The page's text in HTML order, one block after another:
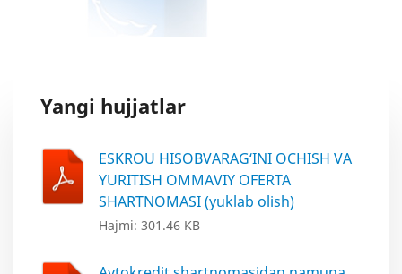
Yangi hujjatlar
ESKROU HISOBVARAG‘INI OCHISH VA
YURITISH OMMAVIY OFERTA
SHARTNOMASI (yuklab olish)
Hajmi: 301.46 KB